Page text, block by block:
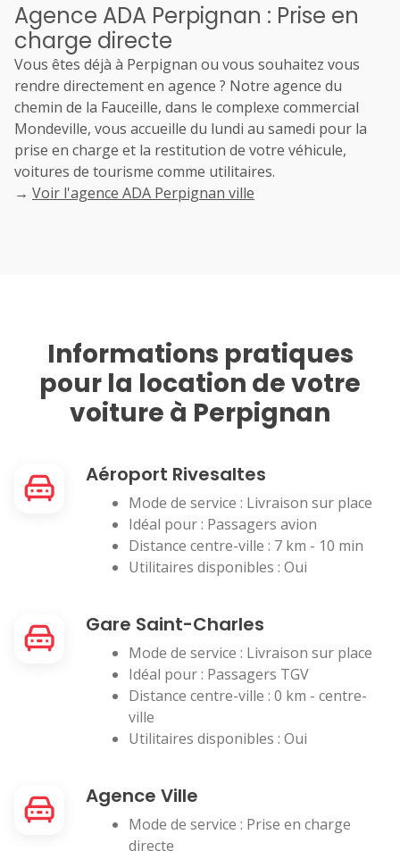
Agence ADA Perpignan : Prise en
charge directe
Vous êtes déjà à Perpignan ou vous souhaitez vous
rendre directement en agence ? Notre agence du
chemin de la Fauceille, dans le complexe commercial
Mondeville, vous accueille du lundi au samedi pour la
prise en charge et la restitution de votre véhicule,
voitures de tourisme comme utilitaires.
→ Voir l'agence ADA Perpignan ville
Informations pratiques
pour la location de votre
voiture à Perpignan
Aéroport Rivesaltes
Mode de service : Livraison sur place
Idéal pour : Passagers avion
Distance centre-ville : 7 km - 10 min
Utilitaires disponibles : Oui
Gare Saint-Charles
Mode de service : Livraison sur place
Idéal pour : Passagers TGV
Distance centre-ville : 0 km - centre-
ville
Utilitaires disponibles : Oui
Agence Ville
Mode de service : Prise en charge
directe